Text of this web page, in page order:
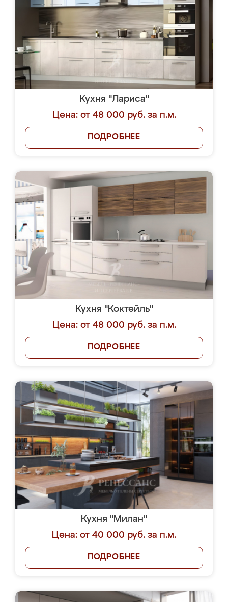
Кухня "Лариса"
Цена: от 48 000 руб. за п.м.
ПОДРОБНЕЕ
Кухня "Коктейль"
Цена: от 48 000 руб. за п.м.
ПОДРОБНЕЕ
Кухня "Милан"
Цена: от 40 000 руб. за п.м.
ПОДРОБНЕЕ